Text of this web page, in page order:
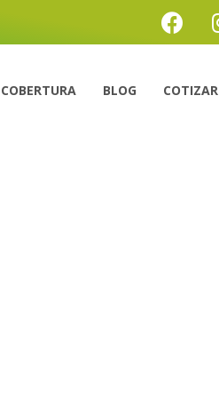
COBERTURA BLOG COTIZAR